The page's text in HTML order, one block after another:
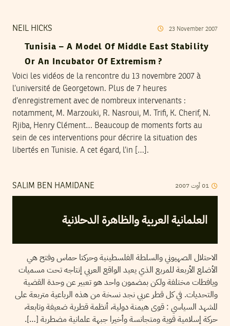
NEIL HICKS 23 November 2007
Tunisia – A Model Of Middle East Stability
Or An Incubator Of Extremism ?
Voici les vidéos de la rencontre du 13 novembre 2007 à
l’université de Georgetown. Plus de 7 heures
d’enregistrement avec de nombreux intervenants :
notamment, M. Marzouki, R. Nasroui, M. Trifi, K. Cherif, N.
Rjiba, Henry Clément… Beaucoup de moments forts au
sein de ces interventions pour décrire la situation des
libertés en Tunisie. A cet égard, l’in […].
SALIM BEN HAMIDANE 01أوت2007
العلمانية العربية والظاهرة الدحلانية
الاحتلال الصهيوني والسلطة الفلسطينية وحركتا حماس وفتح هي
الأضلع الأربعة للمربع الذي يعيد الواقع العربي إنتاجه تحت مسميات
ويافطات مختلفة ولكن بمضمون واحد هو تعبير عن وحدة القضية
والتحديات. في كل قطر عربي نجد نسخة من هذه الرباعية متربعة على
المشهد السياسي : قوى هيمنة دولية، أنظمة قطرية ضعيفة وتابعة،
حركة إسلامية قوية ومتجانسة وأخيرا جبهة علمانية مضطربة […].